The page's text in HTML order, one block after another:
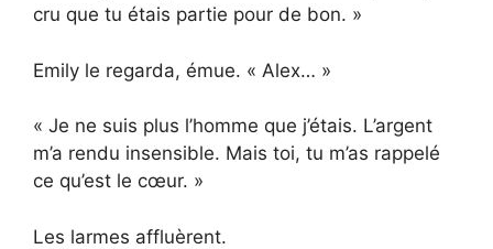
cru que tu étais partie pour de bon. »
Emily le regarda, émue. « Alex… »
« Je ne suis plus l’homme que j’étais. L’argent
m’a rendu insensible. Mais toi, tu m’as rappelé
ce qu’est le cœur. »
Les larmes affluèrent.